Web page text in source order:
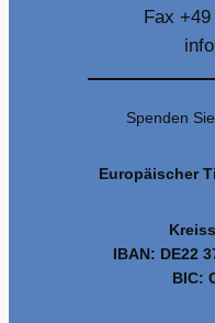
Fax +49
Spenden
Europäischer
IBAN: DE22
BIC: